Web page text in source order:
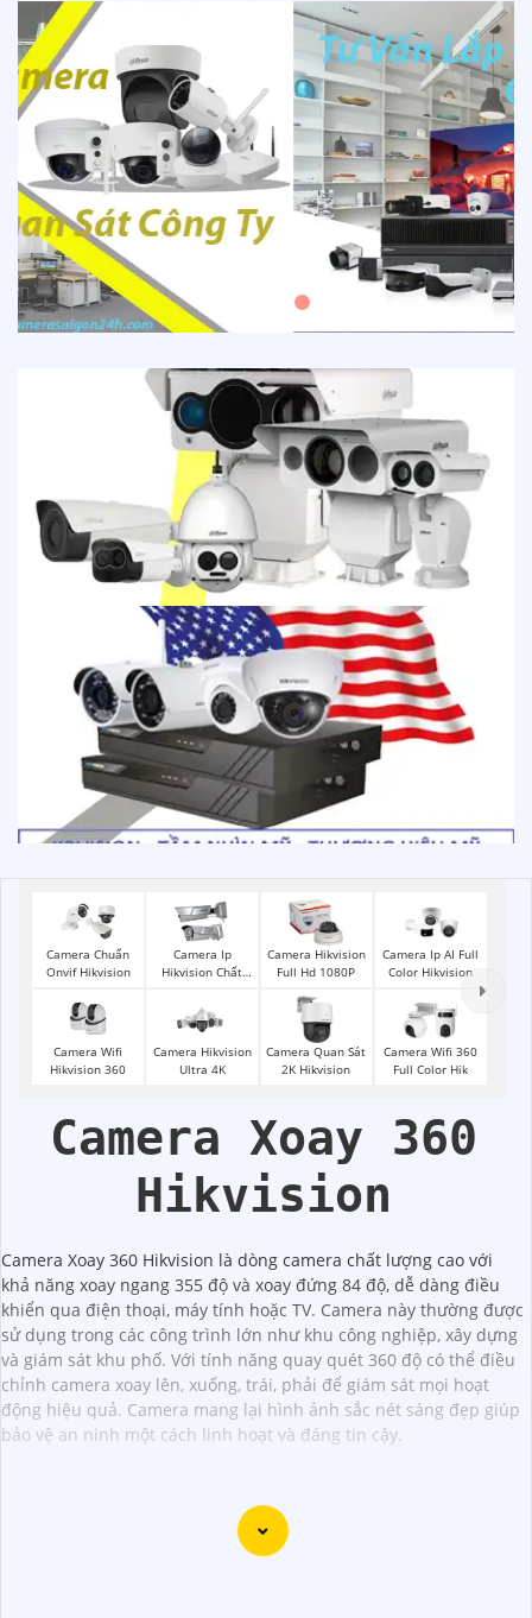
Camera Chuẩn
Onvif Hikvision
Camera Ip
Hikvision Chất
Camera Hikvision
Full Hd 1080P
Camera Ip AI Full
Color Hikvision
Camera Wifi
Hikvision 360
Camera Hikvision
Ultra 4K
Camera Quan Sát
2K Hikvision
Camera Wifi 360
Full Color Hik
Camera Xoay 360
Hikvision
Camera Xoay 360 Hikvision là dòng camera chất lượng cao với
khả năng xoay ngang 355 độ và xoay đứng 84 độ, dễ dàng điều
khiển qua điện thoại, máy tính hoặc TV. Camera này thường được
sử dụng trong các công trình lớn như khu công nghiệp, xây dựng
và giám sát khu phố. Với tính năng quay quét 360 độ có thể điều
chỉnh camera xoay lên, xuống, trái, phải để giám sát mọi hoạt
động hiệu quả. Camera mang lại hình ảnh sắc nét sáng đẹp giúp
bảo vệ an ninh một cách linh hoạt và đáng tin cậy.
Dạ chắc chắn, dưới đây là một câu tư vấn Công ty An